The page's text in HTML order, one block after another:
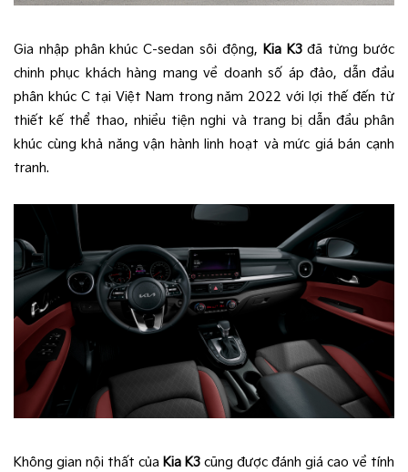
Gia nhập phân khúc C-sedan sôi động, Kia K3đã từng bước
chinh phục khách hàng mang về doanh số áp đảo, dẫn đầu
phân khúc C tại Việt Nam trong năm 2022 với lợi thế đến từ
thiết kế thể thao, nhiều tiện nghi và trang bị dẫn đầu phân
khúc cùng khả năng vận hành linh hoạt và mức giá bán cạnh
tranh.
Không gian nội thất của Kia K3 cũng được đánh giá cao về tính